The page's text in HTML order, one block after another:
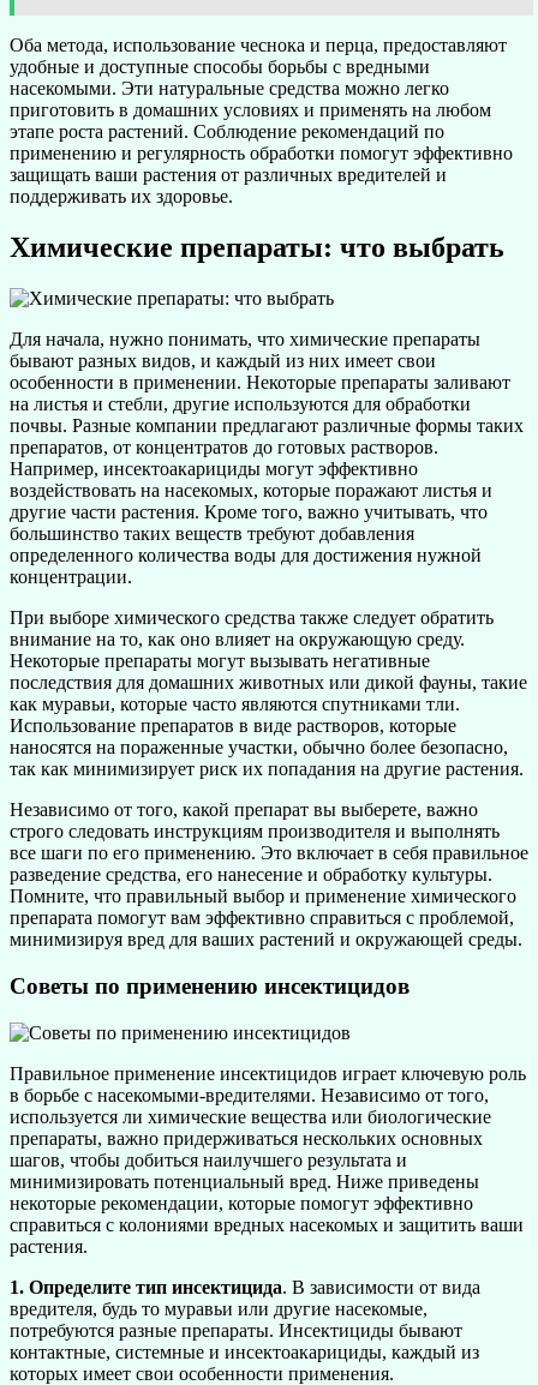
Оба метода, использование чеснока и перца, предоставляют
удобные и доступные способы борьбы с вредными
насекомыми. Эти натуральные средства можно легко
приготовить в домашних условиях и применять на любом
этапе роста растений. Соблюдение рекомендаций по
применению и регулярность обработки помогут эффективно
защищать ваши растения от различных вредителей и
поддерживать их здоровье.
Химические препараты: что выбрать
Для начала, нужно понимать, что химические препараты
бывают разных видов, и каждый из них имеет свои
особенности в применении. Некоторые препараты заливают
на листья и стебли, другие используются для обработки
почвы. Разные компании предлагают различные формы таких
препаратов, от концентратов до готовых растворов.
Например, инсектоакарициды могут эффективно
воздействовать на насекомых, которые поражают листья и
другие части растения. Кроме того, важно учитывать, что
большинство таких веществ требуют добавления
определенного количества воды для достижения нужной
концентрации.
При выборе химического средства также следует обратить
внимание на то, как оно влияет на окружающую среду.
Некоторые препараты могут вызывать негативные
последствия для домашних животных или дикой фауны, такие
как муравьи, которые часто являются спутниками тли.
Использование препаратов в виде растворов, которые
наносятся на пораженные участки, обычно более безопасно,
так как минимизирует риск их попадания на другие растения.
Независимо от того, какой препарат вы выберете, важно
строго следовать инструкциям производителя и выполнять
все шаги по его применению. Это включает в себя правильное
разведение средства, его нанесение и обработку культуры.
Помните, что правильный выбор и применение химического
препарата помогут вам эффективно справиться с проблемой,
минимизируя вред для ваших растений и окружающей среды.
Советы по применению инсектицидов
Правильное применение инсектицидов играет ключевую роль
в борьбе с насекомыми-вредителями. Независимо от того,
используется ли химические вещества или биологические
препараты, важно придерживаться нескольких основных
шагов, чтобы добиться наилучшего результата и
минимизировать потенциальный вред. Ниже приведены
некоторые рекомендации, которые помогут эффективно
справиться с колониями вредных насекомых и защитить ваши
растения.
1. Определите тип инсектицида. В зависимости от вида
вредителя, будь то муравьи или другие насекомые,
потребуются разные препараты. Инсектициды бывают
контактные, системные и инсектоакарициды, каждый из
которых имеет свои особенности применения.